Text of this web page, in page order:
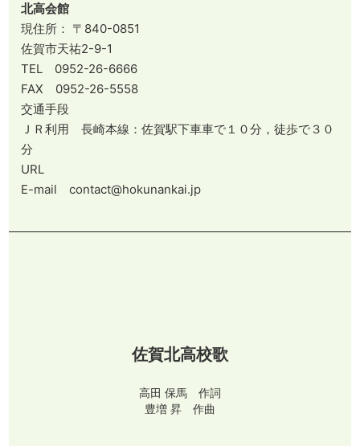
北高会館
現住所： 〒840-0851
佐賀市天祐2-9-1
TEL 0952-26-6666
FAX 0952-26-5558
交通手段
ＪＲ利用 長崎本線：佐賀駅下車車で１０分，徒歩で３０
分
URL
E-mail contact@hokunankai.jp
佐賀北高校歌
高田 保馬 作詞
豊増 昇 作曲